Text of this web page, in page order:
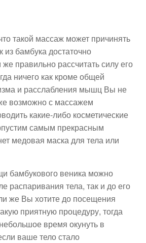
такой массаж может причинять
из бамбука достаточно
правильно рассчитать силу его
ничего как кроме общей
и расслабления мышц Вы не
возможно с массажем
какие-либо косметические
самым прекрасным
медовая маска для тела или
бамбукового веника можно
распаривания тела, так и до его
же Вы хотите до посещения
приятную процедуру, тогда
время окунуть в
ваше тело стало